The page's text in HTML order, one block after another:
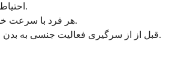
احتیاطی اضافی دارند.
هر فرد با سرعت خود بهبود می‌یابد.
قبل از از سرگیری فعالیت جنسی به بدن خود گوش دهید.